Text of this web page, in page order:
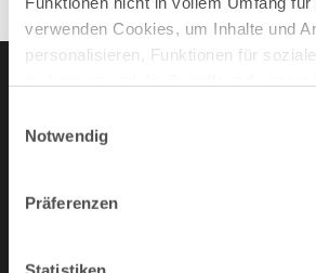
verwenden Cookies, um Inhalte und
personalisieren, Funktionen für
deiner Verwendung unserer Website
möglicherweise mit weiteren Daten
Nutzung der Dienste gesammelt
Notwendig
Präferenzen